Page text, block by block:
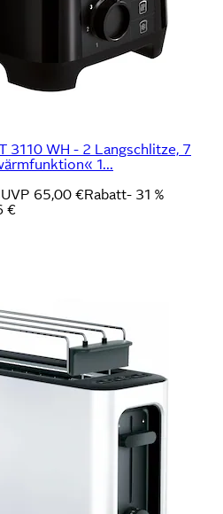
3110 WH - 2 Langschlitze, 7
1...
UVP 65,00 €Rabatt- 31 %
€